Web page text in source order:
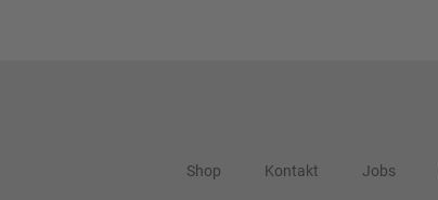
Shop Kontakt Jobs